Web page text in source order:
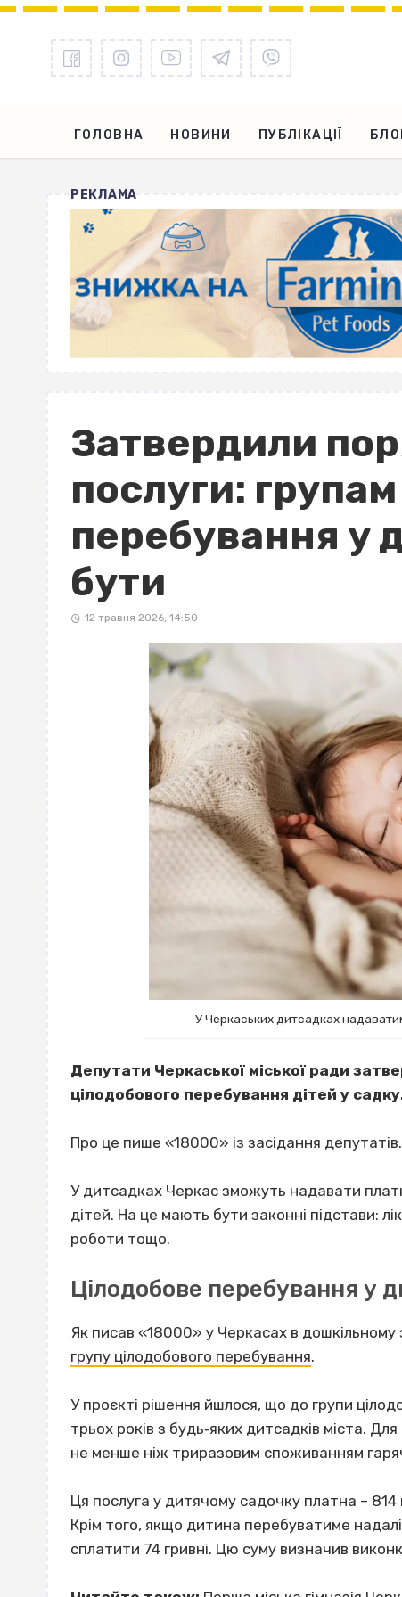
ГОЛОВНА НОВИНИ ПУБЛІКАЦІЇ
РЕКЛАМА
Затвердили
послуги:
перебування у
бути
12 травня 2026, 14:50
У Черкаських дитсадках
Депутати Черкаської міської ради
цілодобового перебування дітей у
Про це пише «18000» із засідання депутатів.
У дитсадках Черкас зможуть надавати
дітей. На це мають бути законні підстави:
роботи тощо.
Цілодобове перебування у
Як писав «18000» у Черкасах в
групу цілодобового перебування.
У проєкті рішення йшлося, що до групи
трьох років з будь‐яких дитсадків міста.
не менше ніж триразовим споживанням
Ця послуга у дитячому садочку платна –
Крім того, якщо дитина перебуватиме
сплатити 74 гривні. Цю суму визначив